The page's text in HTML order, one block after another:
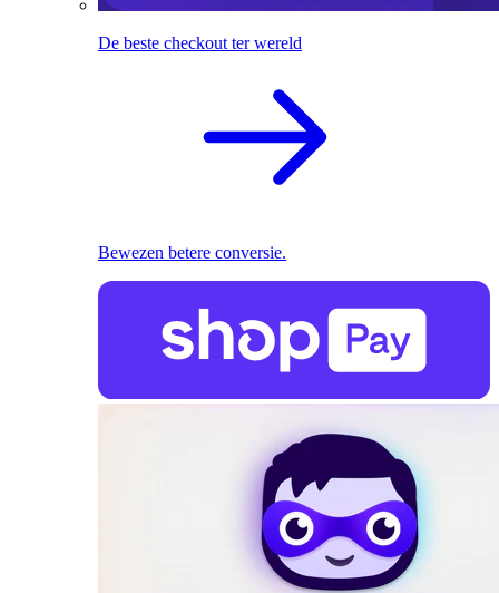
De beste checkout ter wereld
Bewezen betere conversie.